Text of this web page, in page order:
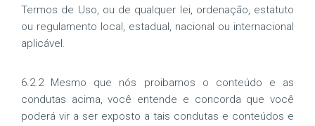
Termos de Uso, ou de qualquer lei, ordenação, estatuto
ou regulamento local, estadual, nacional ou internacional
aplicável.
6.2.2 Mesmo que nós proibamos o conteúdo e as
condutas acima, você entende e concorda que você
poderá vir a ser exposto a tais condutas e conteúdos e